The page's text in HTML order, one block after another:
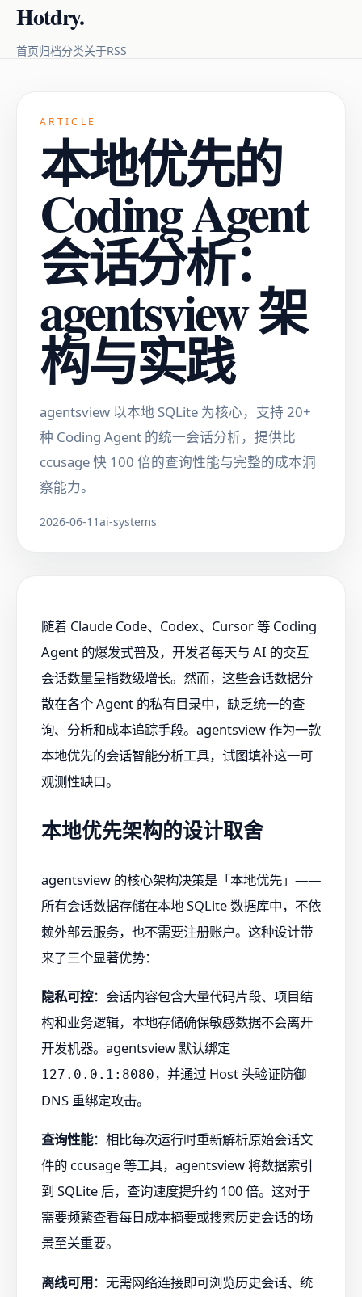
Hotdry.
首页归档分类关于RSS
ARTICLE
本地优先的
Coding Agent
会话分析：
agentsview 架
构与实践
agentsview 以本地 SQLite 为核心，支持 20+
种 Coding Agent 的统一会话分析，提供比
ccusage 快 100 倍的查询性能与完整的成本洞
察能力。
2026-06-11ai-systems
随着 Claude Code、Codex、Cursor 等 Coding
Agent 的爆发式普及，开发者每天与 AI 的交互
会话数量呈指数级增长。然而，这些会话数据分
散在各个 Agent 的私有目录中，缺乏统一的查
询、分析和成本追踪手段。agentsview 作为一款
本地优先的会话智能分析工具，试图填补这一可
观测性缺口。
本地优先架构的设计取舍
agentsview 的核心架构决策是「本地优先」——
所有会话数据存储在本地 SQLite 数据库中，不依
赖外部云服务，也不需要注册账户。这种设计带
来了三个显著优势：
隐私可控：会话内容包含大量代码片段、项目结
构和业务逻辑，本地存储确保敏感数据不会离开
开发机器。agentsview 默认绑定
127.0.0.1:8080 ，并通过 Host 头验证防御
DNS 重绑定攻击。
查询性能：相比每次运行时重新解析原始会话文
件的 ccusage 等工具，agentsview 将数据索引
到 SQLite 后，查询速度提升约 100 倍。这对于
需要频繁查看每日成本摘要或搜索历史会话的场
景至关重要。
离线可用：无需网络连接即可浏览历史会话、统